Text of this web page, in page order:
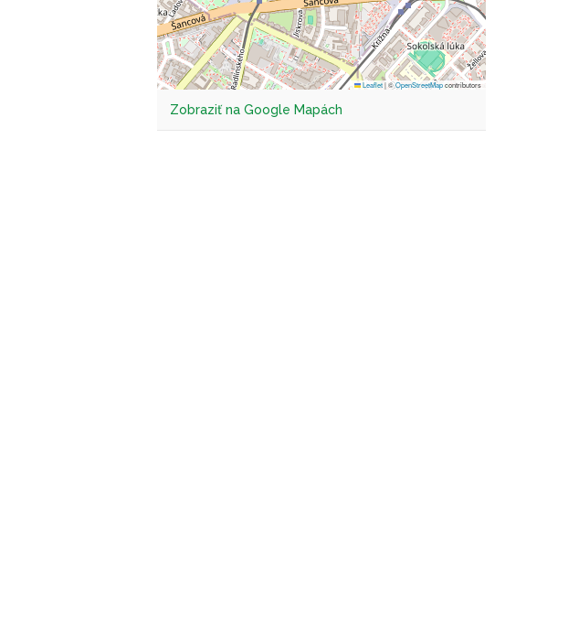
Leaflet|©OpenStreetMapcontributors
Zobraziť na Google Mapách